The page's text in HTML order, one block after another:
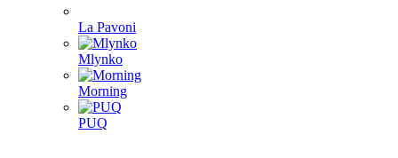
La Pavoni
Mlynko
Morning
PUQ